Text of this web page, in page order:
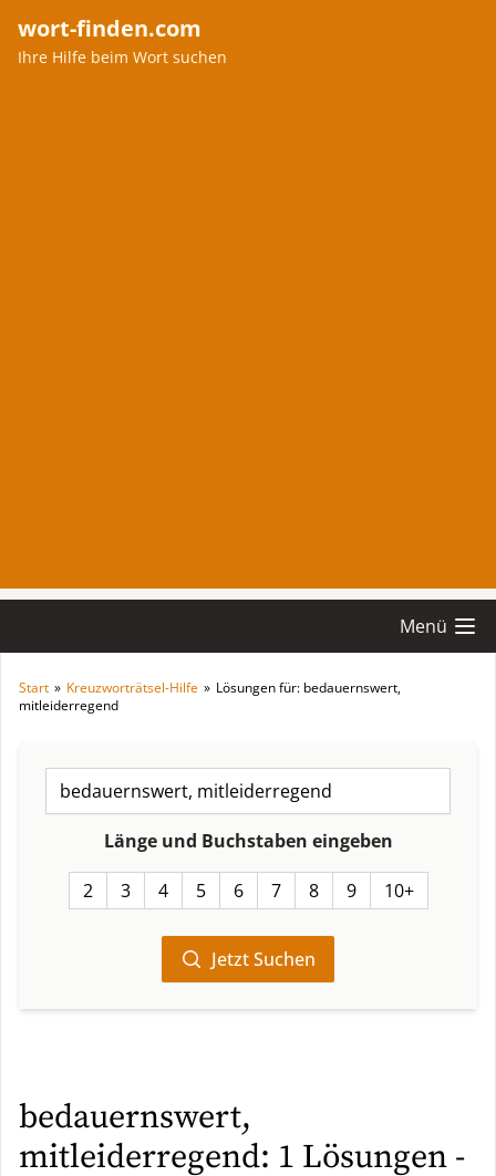
wort-finden.com
Ihre Hilfe beim Wort suchen
Menü
Start » Kreuzworträtsel-Hilfe » Lösungen für: bedauernswert,
mitleiderregend
Länge und Buchstaben eingeben
2 3 4 5 6 7 8 9 10+
Jetzt Suchen
bedauernswert,
mitleiderregend: 1 Lösungen -